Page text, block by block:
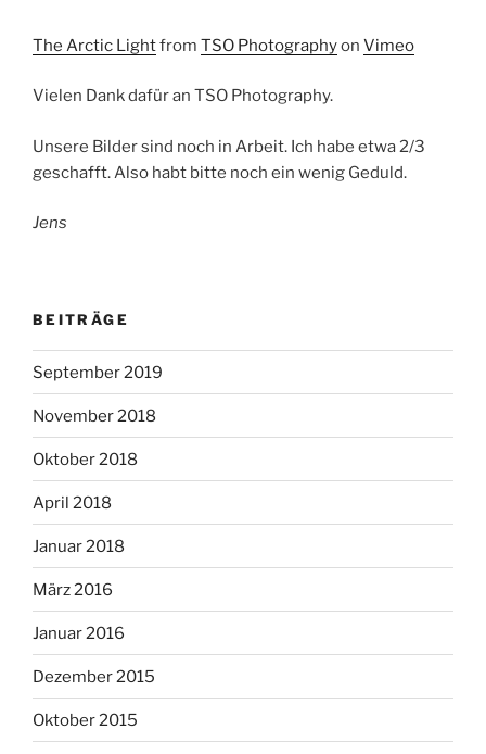
The Arctic Lightfrom TSO Photographyon Vimeo
Vielen Dank dafür an TSO Photography.
Unsere Bilder sind noch in Arbeit. Ich habe etwa 2/3
geschafft. Also habt bitte noch ein wenig Geduld.
Jens
BEITRÄGE
September 2019
November 2018
Oktober 2018
April 2018
Januar 2018
März 2016
Januar 2016
Dezember 2015
Oktober 2015